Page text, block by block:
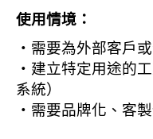
使用情境：
・需要為外部客戶
・建立特定用途的
系統）
・需要品牌化、客